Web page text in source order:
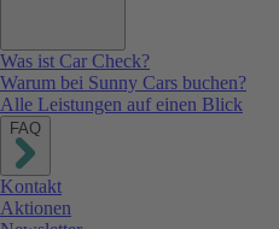
Was ist Car Check?
Warum bei Sunny Cars buchen?
Alle Leistungen auf einen Blick
FAQ
Kontakt
Aktionen